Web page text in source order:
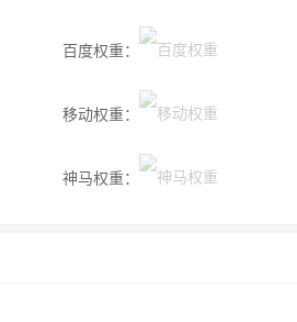
百度权重：
移动权重：
神马权重：